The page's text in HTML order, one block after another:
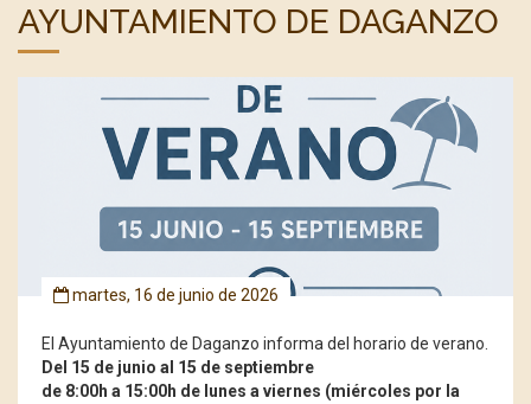
AYUNTAMIENTO DE DAGANZO
martes, 16 de junio de 2026
El Ayuntamiento de Daganzo informa del horario de verano.
Del 15 de junio al 15 de septiembre
de 8:00h a 15:00h de lunes a viernes (miércoles por la